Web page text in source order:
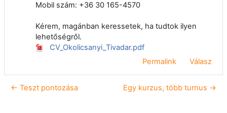
Mobil szám: +36 30 165-4570
Kérem, magánban keressetek, ha tudtok ilyen
lehetőségről.
CV_Okolicsanyi_Tivadar.pdf
Permalink
Válasz
← Teszt pontozása Egy kurzus, több turnus →